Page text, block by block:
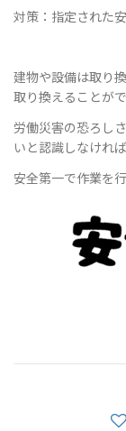
対策：指定された
建物や設備は取り
取り換えることがで
労働災害の恐ろし
いと認識しなけれ
安全第一で作業を